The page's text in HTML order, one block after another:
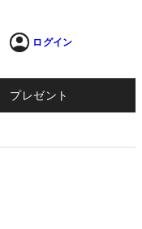
ログイン
プレゼント